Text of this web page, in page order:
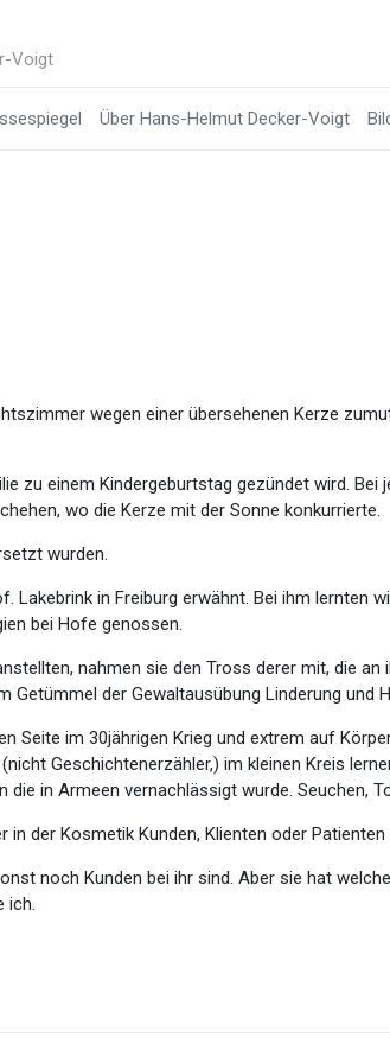
Voigt
Über Hans-Helmut Decker-Voigt
wegen einer übersehenen Kerze
zu einem Kindergeburtstag gezündet wird. Bei
wo die Kerze mit der Sonne konkurrierte.
wurden.
in Freiburg erwähnt. Bei ihm lernten
bei Hofe genossen.
nahmen sie den Tross derer mit, die an
Getümmel der Gewaltausübung Linderung und
Seite im 30jährigen Krieg und extrem auf
Geschichtenerzähler,) im kleinen Kreis
in Armeen vernachlässigt wurde. Seuchen,
der Kosmetik Kunden, Klienten oder
noch Kunden bei ihr sind. Aber sie hat
ich.